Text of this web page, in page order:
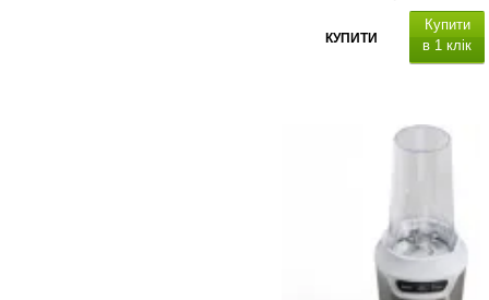
КУПИТИ
Купити
в 1 клік